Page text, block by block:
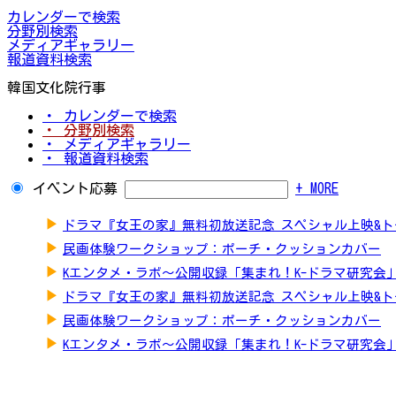
カレンダーで検索
分野別検索
メディアギャラリー
報道資料検索
韓国文化院行事
・ カレンダーで検索
・ 分野別検索
・ メディアギャラリー
・ 報道資料検索
イベント応募 + MORE
▶ ドラマ『女王の家』無料初放送記念 スペシャル上映&
▶ 民画体験ワークショップ：ポーチ・クッションカバー
▶ Kエンタメ・ラボ～公開収録「集まれ！K-ドラマ研究会」
▶ ドラマ『女王の家』無料初放送記念 スペシャル上映&
▶ 民画体験ワークショップ：ポーチ・クッションカバー
▶ Kエンタメ・ラボ～公開収録「集まれ！K-ドラマ研究会」